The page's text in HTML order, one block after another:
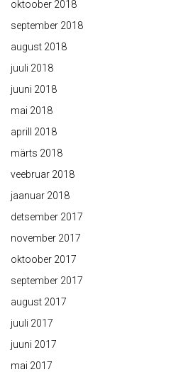
oktoober 2018
september 2018
august 2018
juuli 2018
juuni 2018
mai 2018
aprill 2018
märts 2018
veebruar 2018
jaanuar 2018
detsember 2017
november 2017
oktoober 2017
september 2017
august 2017
juuli 2017
juuni 2017
mai 2017